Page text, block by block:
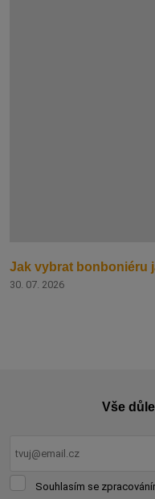
Jak vybrat bonboniéru
30. 07. 2026
Vše
Souhlasím
Souhlasím se